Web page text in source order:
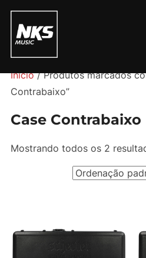
Pular
para
conteúdo
Início/ Produtos marcados
Contrabaixo”
Case Contrabaixo
Mostrando todos os 2